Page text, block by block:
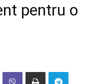
pentru o